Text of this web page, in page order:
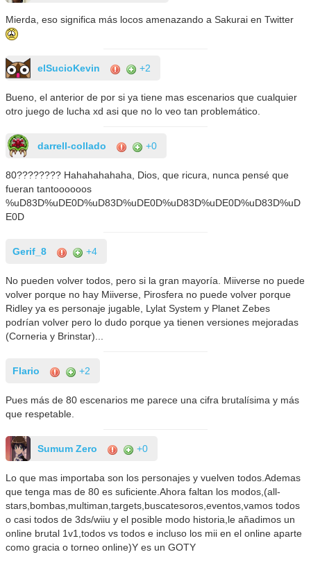
Mierda, eso significa más locos amenazando a Sakurai en Twitter
elSucioKevin +2
Bueno, el anterior de por si ya tiene mas escenarios que cualquier
otro juego de lucha xd asi que no lo veo tan problemático.
darrell-collado +0
80???????? Hahahahahaha, Dios, que ricura, nunca pensé que
fueran tantoooooos
%uD83D%uDE0D%uD83D%uDE0D%uD83D%uDE0D%uD83D%uD
E0D
Gerif_8 +4
No pueden volver todos, pero si la gran mayoría. Miiverse no puede
volver porque no hay Miiverse, Pirosfera no puede volver porque
Ridley ya es personaje jugable, Lylat System y Planet Zebes
podrían volver pero lo dudo porque ya tienen versiones mejoradas
(Corneria y Brinstar)...
Flario +2
Pues más de 80 escenarios me parece una cifra brutalísima y más
que respetable.
Sumum Zero +0
Lo que mas importaba son los personajes y vuelven todos.Ademas
que tenga mas de 80 es suficiente.Ahora faltan los modos,(all-
stars,bombas,multiman,targets,buscatesoros,eventos,vamos todos
o casi todos de 3ds/wiiu y el posible modo historia,le añadimos un
online brutal 1v1,todos vs todos e incluso los mii en el online aparte
como gracia o torneo online)Y es un GOTY